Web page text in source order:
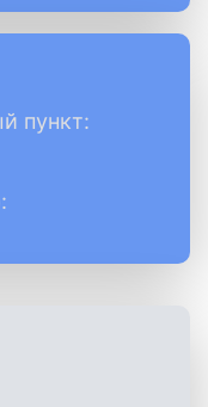
пункт: